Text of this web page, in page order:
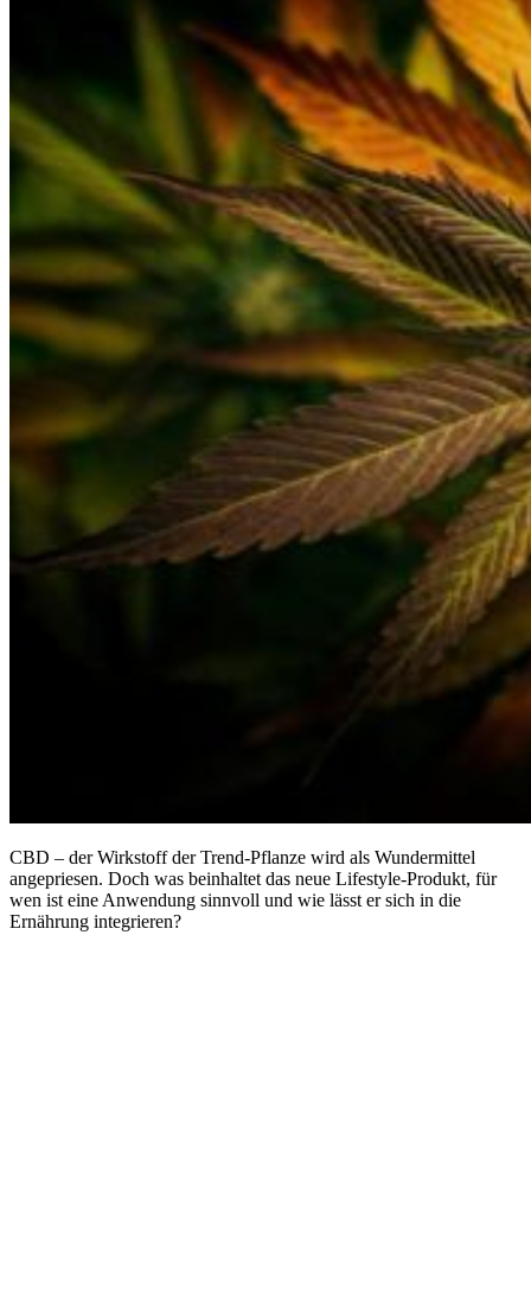
CBD – der Wirkstoff der Trend-Pflanze wird als Wundermittel
angepriesen. Doch was beinhaltet das neue Lifestyle-Produkt, für
wen ist eine Anwendung sinnvoll und wie lässt er sich in die
Ernährung integrieren?